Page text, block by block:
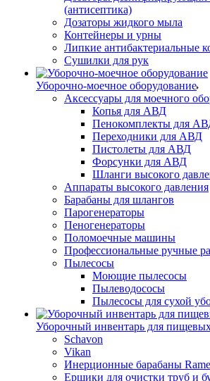
(антисептика)
Дозаторы жидкого мыла
Контейнеры и урны
Липкие антибактериальные
Сушилки для рук
Уборочно-моечное оборудование
Аксессуары для моечного
Копья для АВД
Пенокомплекты для
Переходники для АВД
Пистолеты для АВД
Форсунки для АВД
Шланги высокого
Аппараты высокого давления
Барабаны для шлангов
Парогенераторы
Пеногенераторы
Поломоечные машины
Профессиональные ручные
Пылесосы
Моющие пылесосы
Пылеводососы
Пылесосы для сухой
Уборочный инвентарь для
Schavon
Vikan
Инерционные барабаны
Ершики для очистки труб и